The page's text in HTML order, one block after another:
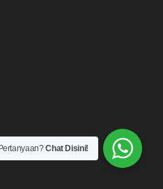
Chat Disini!